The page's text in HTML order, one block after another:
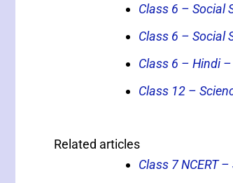
Class 6 – Social
Class 6 – Social
Class 6 – Hindi
Class 12 –
Related articles
Class 7 NCERT –